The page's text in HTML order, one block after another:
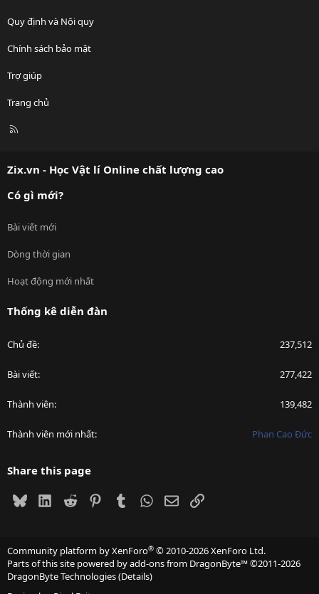
Quy định và Nội quy
Chính sách bảo mật
Trợ giúp
Trang chủ
R
Zix.vn - Học Vật lí Online chất lượng cao
Có gì mới?
Bài viết mới
Dòng thời gian
Hoạt động mới nhất
Thống kê diễn đàn
Chủ đề 237,512
Bài viết 277,422
Thành viên 139,482
Thành viên mới nhất Phan Cao Đức
Share this page
BlueskyLinkedIn
Reddit PinterestTumblrWhatsApp
EmailLink
Community platform by XenForo® © 2010-2026 XenForo Ltd.
Parts of this site powered byadd-ons from DragonByte™©2011-2026
DragonByte Technologies(Details)